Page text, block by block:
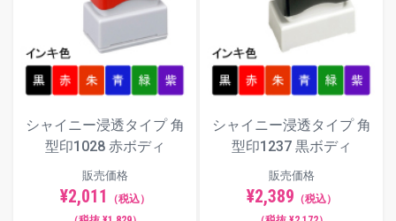
シャイニー浸透タイプ 角
型印1028 赤ボディ
販売価格
¥2,011
（税込）
シャイニー浸透タイプ 角
型印1237 黒ボディ
販売価格
¥2,389 （税込）